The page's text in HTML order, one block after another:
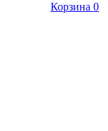
Корзина 0